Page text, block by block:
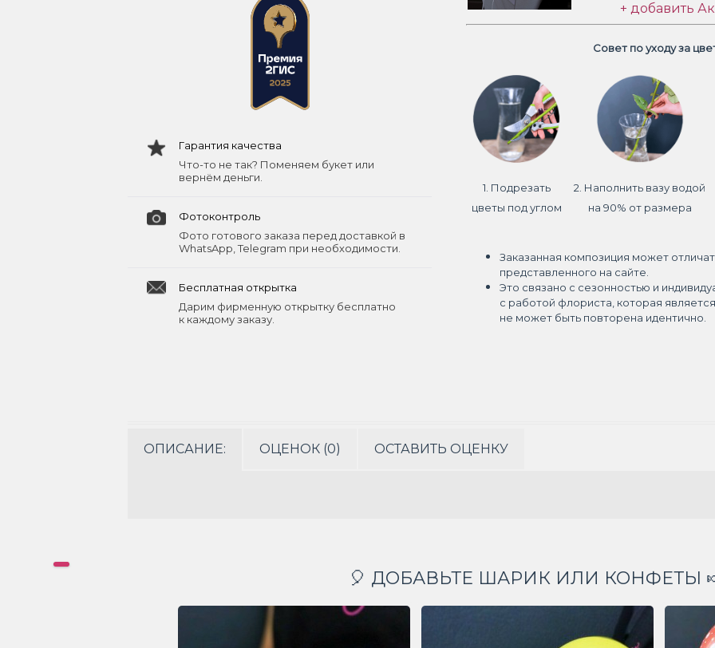
Гарантия качества
Что-то не так? Поменяем букет или
вернём деньги.
Фотоконтроль
Фото готового заказа перед доставкой в
WhatsApp, Telegram при необходимости.
Бесплатная открытка
Дарим фирменную открытку бесплатно
к каждому заказу.
+ добавить
Совет по уходу за
1. Подрезать
цветы под углом
2. Наполнить вазу водой
на 90% от размера
Заказанная композиция может
представленного на сайте.
Это связано с сезонностью и
с работой флориста, которая
не может быть повторена идентично.
ОПИСАНИЕ: ОЦЕНОК (0) ОСТАВИТЬ ОЦЕНКУ
🎈 ДОБАВЬТЕ ШАРИК ИЛИ КОНФЕТЫ